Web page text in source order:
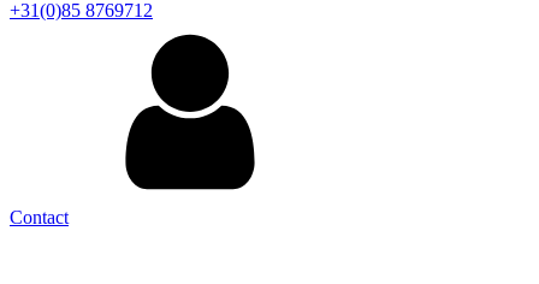
+31(0)85 8769712
Contact